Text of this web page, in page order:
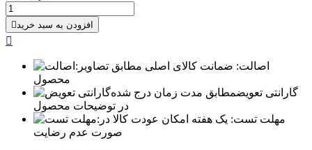
افزودن به سبد خرید

اصالت: ضمانت کالای اصلی مطابق تصاویر
محصول
گارانتی تعویضمطابق مدت زمان درج شده
در توضیحات محصول
مهلت تست: یک هفته امکان عودت کالا در
صورت عدم رضایت